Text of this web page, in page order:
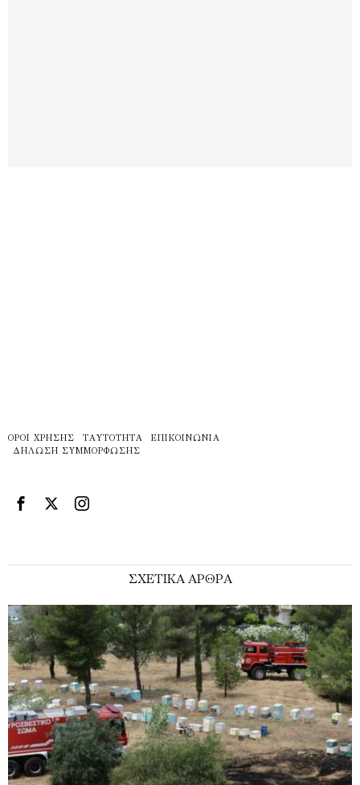
ΌΡΟΙ ΧΡΉΣΗΣ ΤΑΥΤΌΤΗΤΑ
ΕΠΙΚΟΙΝΩΝΊΑ
ΔΉΛΩΣΗ ΣΥΜΜΌΡΦΩΣΗΣ
ΣΧΕΤΙΚΑ ΑΡΘΡΑ